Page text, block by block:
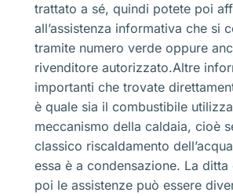
trattato a sé, quindi potete poi
all’assistenza informativa che si
tramite numero verde oppure
rivenditore autorizzato.Altre
importanti che trovate
è quale sia il combustibile
meccanismo della caldaia, cioè
classico riscaldamento
essa è a condensazione. La ditta
poi le assistenze può essere